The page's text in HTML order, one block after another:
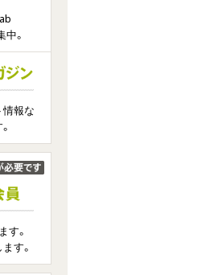
。
情報な
す。
す。